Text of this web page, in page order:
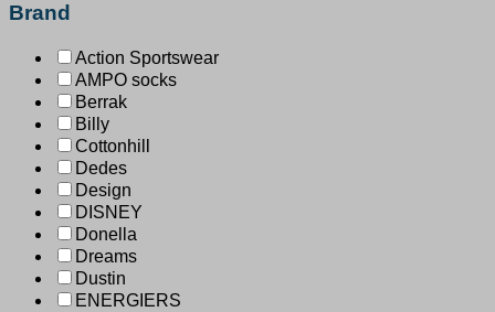
Brand
Action Sportswear
AMPO socks
Berrak
Billy
Cottonhill
Dedes
Design
DISNEY
Donella
Dreams
Dustin
ENERGIERS